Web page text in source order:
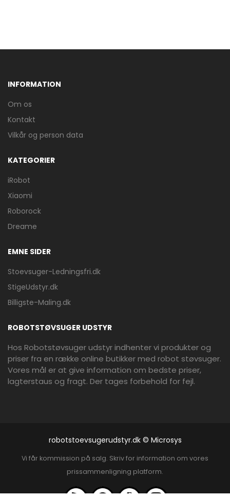
INFORMATION
Om os
Kontakt
Vilkår og person data
KATEGORIER
iRobot
Xiaomi
Roborock
Dreame
EMNE SIDER
Stoevsuger-Ledningsfri.dk
StigeUdstyr.dk
Billigste-Maling.dk
ROBOTSTØVSUGER UDSTYR
Hos Robotstøvsuger udstyr indhenter vi produkter og
priser fra en række online butikker med robot støvsuger.
Vores mål er at give information om bedste priser,
lagterstaus og fragt. Der tages forbehold for fejl.
robotstoevsugerudstyr.dk © Microsys
Vi får kommission på salg. Skriv for information om vores
prissammenligning platform.